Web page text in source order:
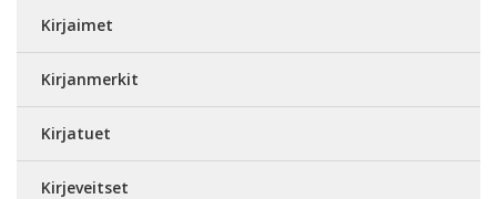
Kirjaimet
Kirjanmerkit
Kirjatuet
Kirjeveitset